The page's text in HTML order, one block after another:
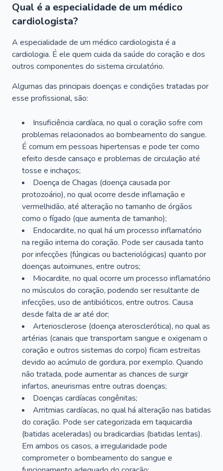
Qual é a especialidade de um médico
cardiologista?
A especialidade de um médico cardiologista é a
cardiologia. É ele quem cuida da saúde do coração e dos
outros componentes do sistema circulatório.
Algumas das principais doenças e condições tratadas por
esse profissional, são:
Insuficiência cardíaca, no qual o coração sofre com
problemas relacionados ao bombeamento do sangue.
É comum em pessoas hipertensas e pode ter como
efeito desde cansaço e problemas de circulação até
tosse e inchaços;
Doença de Chagas (doença causada por
protozoário), no qual ocorre desde inflamação e
vermelhidão, até alteração no tamanho de órgãos
como o fígado (que aumenta de tamanho);
Endocardite, no qual há um processo inflamatório
na região interna do coração. Pode ser causada tanto
por infecções (fúngicas ou bacteriológicas) quanto por
doenças autoimunes, entre outros;
Miocardite, no qual ocorre um processo inflamatório
no músculos do coração, podendo ser resultante de
infecções, uso de antibióticos, entre outros. Causa
desde falta de ar até dor;
Arteriosclerose (doença aterosclerótica), no qual as
artérias (canais que transportam sangue e oxigenam o
coração e outros sistemas do corpo) ficam estreitas
devido ao acúmulo de gordura, por exemplo. Quando
não tratada, pode aumentar as chances de surgir
infartos, aneurismas entre outras doenças;
Doenças cardíacas congênitas;
Arritmias cardíacas, no qual há alteração nas batidas
do coração. Pode ser categorizada em taquicardia
(batidas aceleradas) ou bradicardias (batidas lentas).
Em ambos os casos, a irregularidade pode
comprometer o bombeamento do sangue e